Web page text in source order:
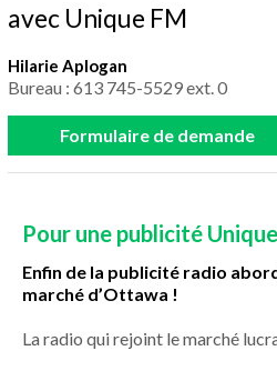
avec Unique FM
Hilarie Aplogan
Bureau : 613 745-5529 ext. 0
Formulaire de demande
Pour une publicité Unique
Enfin de la publicité radio
marché d’Ottawa !
La radio qui rejoint le marché